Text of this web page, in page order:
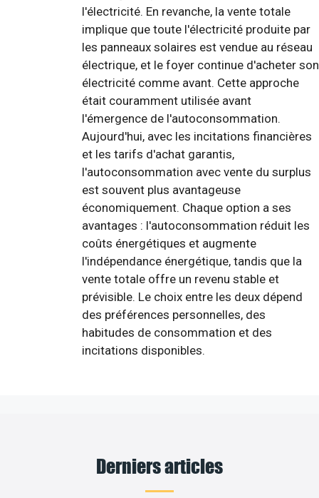
l'électricité. En revanche, la vente totale
implique que toute l'électricité produite par
les panneaux solaires est vendue au réseau
électrique, et le foyer continue d'acheter son
électricité comme avant. Cette approche
était couramment utilisée avant
l'émergence de l'autoconsommation.
Aujourd'hui, avec les incitations financières
et les tarifs d'achat garantis,
l'autoconsommation avec vente du surplus
est souvent plus avantageuse
économiquement. Chaque option a ses
avantages : l'autoconsommation réduit les
coûts énergétiques et augmente
l'indépendance énergétique, tandis que la
vente totale offre un revenu stable et
prévisible. Le choix entre les deux dépend
des préférences personnelles, des
habitudes de consommation et des
incitations disponibles.
Derniers articles